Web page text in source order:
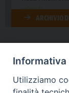
Contatti:
Informativa
Utilizziamo